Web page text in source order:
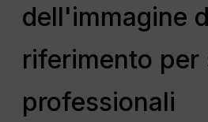
dell'immagine
riferimento per
professionali